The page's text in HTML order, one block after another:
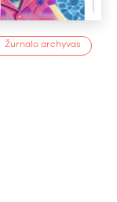
Žurnalo archyvas